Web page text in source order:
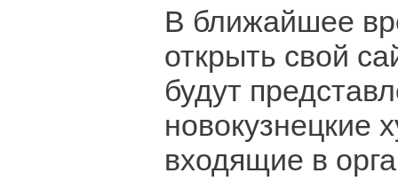
В ближайшее
открыть свой
будут
новокузнецкие
входящие в